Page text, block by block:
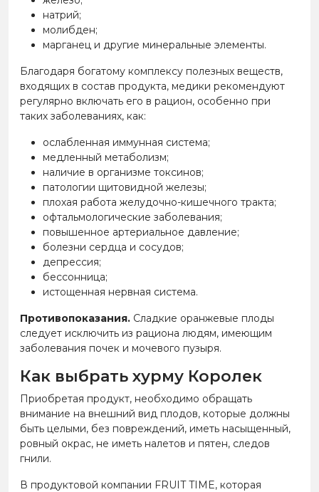
натрий;
молибден;
марганец и другие минеральные элементы.
Благодаря богатому комплексу полезных веществ,
входящих в состав продукта, медики рекомендуют
регулярно включать его в рацион, особенно при
таких заболеваниях, как:
ослабленная иммунная система;
медленный метаболизм;
наличие в организме токсинов;
патологии щитовидной железы;
плохая работа желудочно-кишечного тракта;
офтальмологические заболевания;
повышенное артериальное давление;
болезни сердца и сосудов;
депрессия;
бессонница;
истощенная нервная система.
Противопоказания. Сладкие оранжевые плоды
следует исключить из рациона людям, имеющим
заболевания почек и мочевого пузыря.
Как выбрать хурму Королек
Приобретая продукт, необходимо обращать
внимание на внешний вид плодов, которые должны
быть целыми, без повреждений, иметь насыщенный,
ровный окрас, не иметь налетов и пятен, следов
гнили.
В продуктовой компании FRUIT TIME, которая